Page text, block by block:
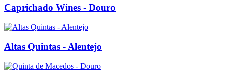
Caprichado Wines - Douro
Altas Quintas - Alentejo